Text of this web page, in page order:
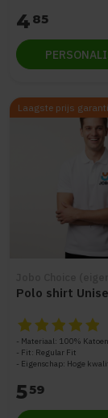
4 85
Laagste prijs
Polo shirt
De
Materiaal: 100% Katoen
Fit: Regular Fit
Eigenschap: Hoge
559